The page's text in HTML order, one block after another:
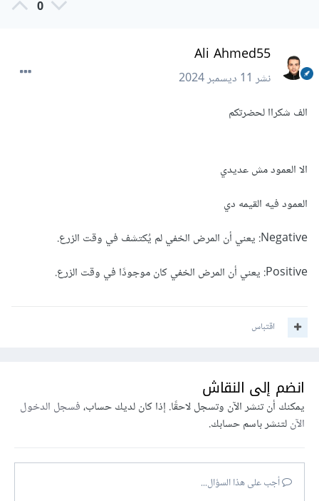
0
Ali Ahmed55
نشر11 ديسمبر 2024
الف شكراا لحضرتكم
الا العمود مش عديدي
العمود فيه القيمه دي
Negative: يعني أن المرض الخفي لم يُكتشف في وقت الزرع.
Positive: يعني أن المرض الخفي كان موجودًا في وقت الزرع.
اقتباس
انضم إلى النقاش
يمكنك أن تنشر الآن وتسجل لاحقًا. إذا كان لديك حساب،فسجل الدخول
الآنلتنشر باسم حسابك.
أجب على هذا السؤال...